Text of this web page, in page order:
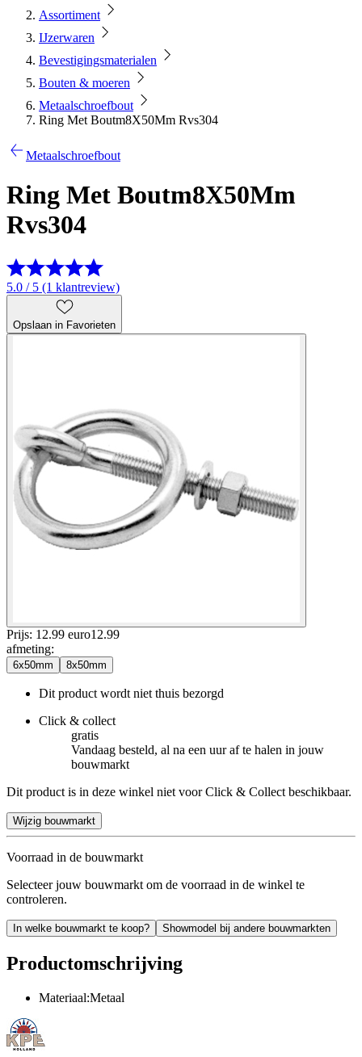
Assortiment
IJzerwaren
Bevestigingsmaterialen
Bouten & moeren
Metaalschroefbout
Ring Met Boutm8X50Mm Rvs304
Metaalschroefbout
Ring Met Boutm8X50Mm
Rvs304
5.0 / 5 (1 klantreview)
Opslaan in Favorieten
Prijs: 12.99 euro12.99
afmeting:
6x50mm 8x50mm
Dit product wordt niet thuis bezorgd
Click & collect
gratis
Vandaag besteld, al na een uur af te halen in jouw
bouwmarkt
Dit product is in deze winkel niet voor Click & Collect beschikbaar.
Wijzig bouwmarkt
Voorraad in de bouwmarkt
Selecteer jouw bouwmarkt om de voorraad in de winkel te
controleren.
In welke bouwmarkt te koop? Showmodel bij andere bouwmarkten
Productomschrijving
Materiaal:Metaal